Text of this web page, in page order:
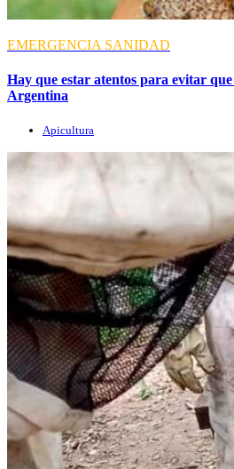
EMERGENCIA SANIDAD
Hay que estar atentos para evitar
Argentina
Apicultura